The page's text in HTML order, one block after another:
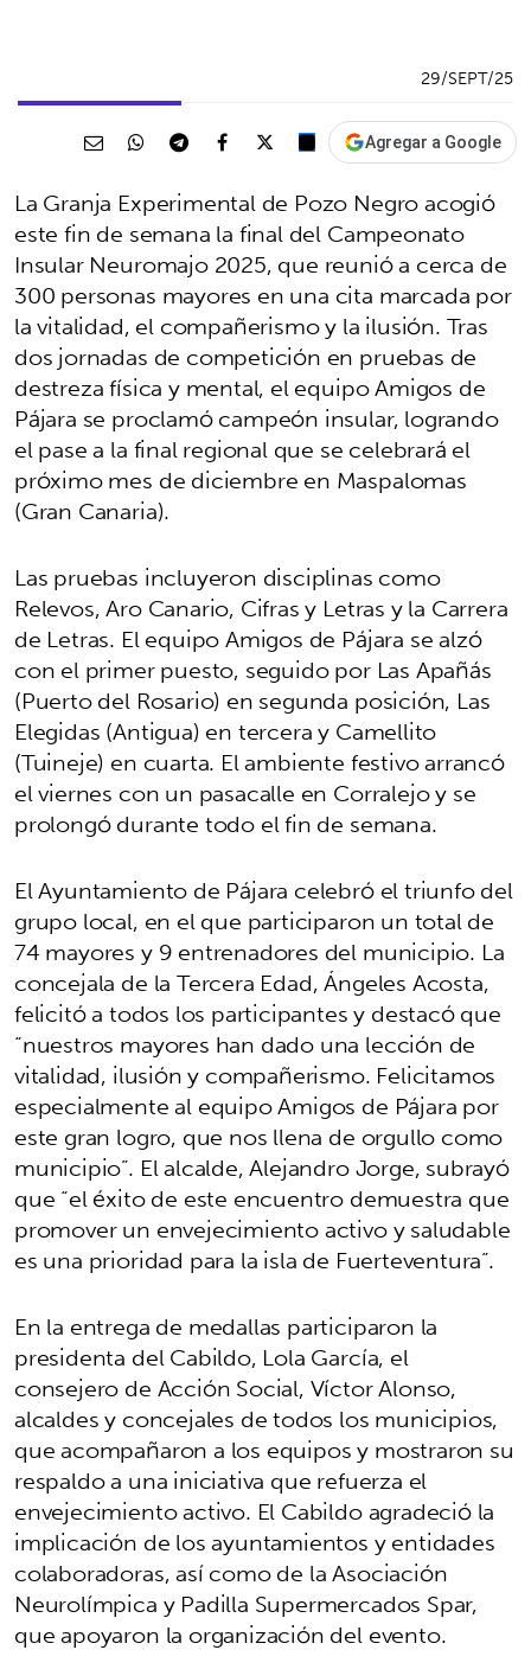
29/SEPT/25
Agregar a Google
La Granja Experimental de Pozo Negro acogió
este fin de semana la final del Campeonato
Insular Neuromajo 2025, que reunió a cerca de
300 personas mayores en una cita marcada por
la vitalidad, el compañerismo y la ilusión. Tras
dos jornadas de competición en pruebas de
destreza física y mental, el equipo Amigos de
Pájara se proclamó campeón insular, logrando
el pase a la final regional que se celebrará el
próximo mes de diciembre en Maspalomas
(Gran Canaria).
Las pruebas incluyeron disciplinas como
Relevos, Aro Canario, Cifras y Letras y la Carrera
de Letras. El equipo Amigos de Pájara se alzó
con el primer puesto, seguido por Las Apañás
(Puerto del Rosario) en segunda posición, Las
Elegidas (Antigua) en tercera y Camellito
(Tuineje) en cuarta. El ambiente festivo arrancó
el viernes con un pasacalle en Corralejo y se
prolongó durante todo el fin de semana.
El Ayuntamiento de Pájara celebró el triunfo del
grupo local, en el que participaron un total de
74 mayores y 9 entrenadores del municipio. La
concejala de la Tercera Edad, Ángeles Acosta,
felicitó a todos los participantes y destacó que
“nuestros mayores han dado una lección de
vitalidad, ilusión y compañerismo. Felicitamos
especialmente al equipo Amigos de Pájara por
este gran logro, que nos llena de orgullo como
municipio”. El alcalde, Alejandro Jorge, subrayó
que “el éxito de este encuentro demuestra que
promover un envejecimiento activo y saludable
es una prioridad para la isla de Fuerteventura”.
En la entrega de medallas participaron la
presidenta del Cabildo, Lola García, el
consejero de Acción Social, Víctor Alonso,
alcaldes y concejales de todos los municipios,
que acompañaron a los equipos y mostraron su
respaldo a una iniciativa que refuerza el
envejecimiento activo. El Cabildo agradeció la
implicación de los ayuntamientos y entidades
colaboradoras, así como de la Asociación
Neurolímpica y Padilla Supermercados Spar,
que apoyaron la organización del evento.